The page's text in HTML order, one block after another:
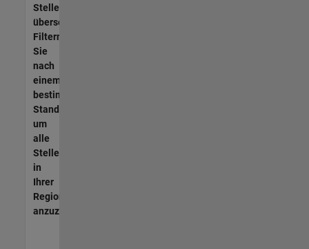
Stellen
übersetzt.
Filtern
Sie
nach
einem
bestimmten
Standort,
um
alle
Stellenangebote
in
Ihrer
Region
anzuzeigen.